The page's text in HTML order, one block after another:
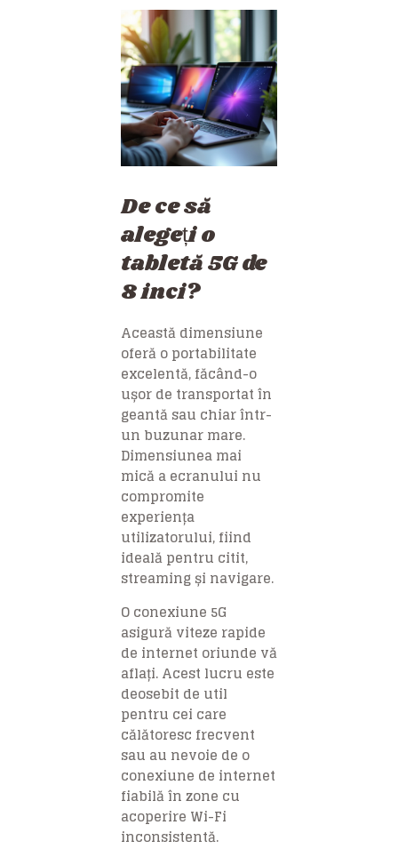
De ce să
alegeți o
tabletă 5G de
8 inci?
Această dimensiune
oferă o portabilitate
excelentă, făcând-o
ușor de transportat în
geantă sau chiar într-
un buzunar mare.
Dimensiunea mai
mică a ecranului nu
compromite
experiența
utilizatorului, fiind
ideală pentru citit,
streaming și navigare.
O conexiune 5G
asigură viteze rapide
de internet oriunde vă
aflați. Acest lucru este
deosebit de util
pentru cei care
călătoresc frecvent
sau au nevoie de o
conexiune de internet
fiabilă în zone cu
acoperire Wi-Fi
inconsistentă.